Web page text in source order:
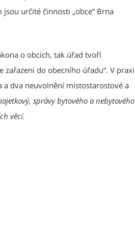
určité činnosti „obce“ Brna
o obcích, tak úřad tvoří
zařazeni do obecního úřadu“. V praxi
a dva neuvolnění místostarostové a
správy bytového a nebytového
věcí.